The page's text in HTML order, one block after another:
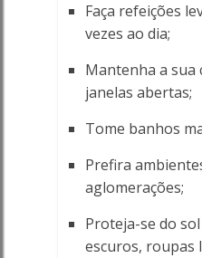
Faça refeições
vezes ao dia;
Mantenha a sua
janelas abertas;
Tome banhos
Prefira
aglomerações;
Proteja-se do
escuros, roupas